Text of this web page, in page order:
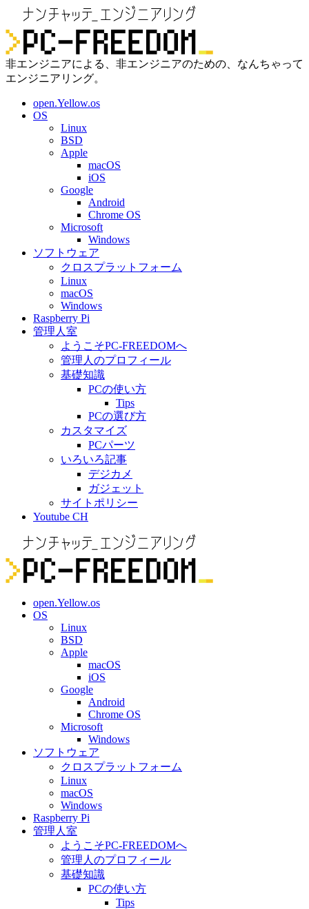
非エンジニアによる、非エンジニアのための、なんちゃって
エンジニアリング。
open.Yellow.os
OS
Linux
BSD
Apple
macOS
iOS
Google
Android
Chrome OS
Microsoft
Windows
ソフトウェア
クロスプラットフォーム
Linux
macOS
Windows
Raspberry Pi
管理人室
ようこそPC-FREEDOMへ
管理人のプロフィール
基礎知識
PCの使い方
Tips
PCの選び方
カスタマイズ
PCパーツ
いろいろ記事
デジカメ
ガジェット
サイトポリシー
Youtube CH
open.Yellow.os
OS
Linux
BSD
Apple
macOS
iOS
Google
Android
Chrome OS
Microsoft
Windows
ソフトウェア
クロスプラットフォーム
Linux
macOS
Windows
Raspberry Pi
管理人室
ようこそPC-FREEDOMへ
管理人のプロフィール
基礎知識
PCの使い方
Tips